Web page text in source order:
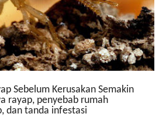
Sebelum Kerusakan Semakin
rayap, penyebab rumah
dan tanda infestasi